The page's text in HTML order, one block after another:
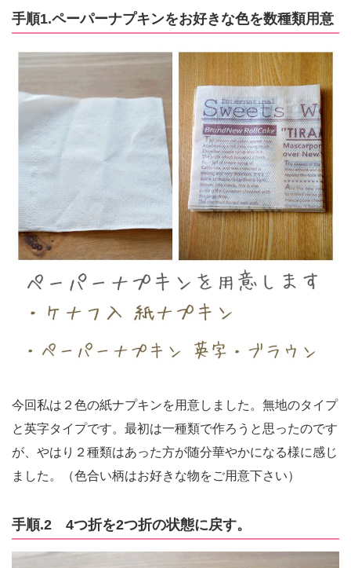
手順1.ペーパーナプキンをお好きな色を数種類用意
今回私は２色の紙ナプキンを用意しました。無地のタイプ
と英字タイプです。最初は一種類で作ろうと思ったのです
が、やはり２種類はあった方が随分華やかになる様に感じ
ました。（色合い柄はお好きな物をご用意下さい）
手順.2 4つ折を2つ折の状態に戻す。